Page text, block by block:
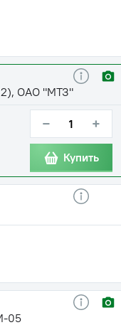
ОАО "МТЗ"
− +
Купить
05